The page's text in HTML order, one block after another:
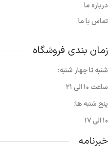
درباره ما
تماس با ما
زمان بندی فروشگاه
شنبه تا چهار شنبه:
ساعت ۱۰ الی ۲۱
پنج شنبه ها:
۱۰ الی ۱۷
خبرنامه